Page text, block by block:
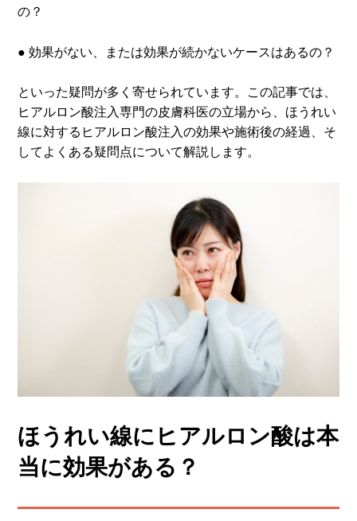
の？
● 効果がない、または効果が続かないケースはあるの？
といった疑問が多く寄せられています。この記事では、
ヒアルロン酸注入専門の皮膚科医の立場から、ほうれい
線に対するヒアルロン酸注入の効果や施術後の経過、そ
してよくある疑問点について解説します。
ほうれい線にヒアルロン酸は本
当に効果がある？